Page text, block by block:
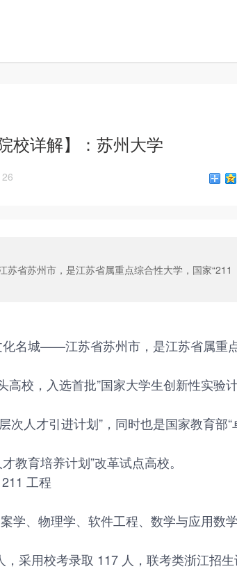
校详解】：苏州大学
26
省苏州市，是江苏省属重点综合性大学，国家“211
名城——江苏省苏州市，是江苏省属重
高校，入选首批”国家大学生创新性实验
次人才引进计划”，同时也是国家教育部“
教育培养计划”改革试点高校。
工程
学、物理学、软件工程、数学与应用数
采用校考录取 117 人，联考类浙江招